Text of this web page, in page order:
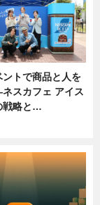
ントで商品と人を
スカフェ アイス
戦略と…